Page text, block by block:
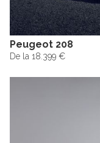
Peugeot 208
De la 18.399 €